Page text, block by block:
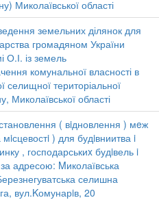
Миколаївської області
земельних ділянок для
громадяном України
О.І. із земель
комунальної власності в
селищної територіальної
Миколаївської області
( вiдновлення ) мeж
) для будiвниитва i
, господарськиx будiвель i
адресою: Mиколаївська
селишна
вул.Kомунарiв, 20